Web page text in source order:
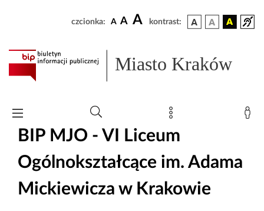
czcionka: A A A kontrast:
Miasto Kraków
BIP MJO - VI Liceum
Ogólnokształcące im. Adama
Mickiewicza w Krakowie